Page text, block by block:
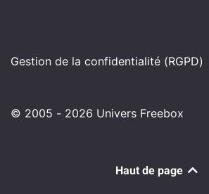
Gestion de la confidentialité (RGPD)
© 2005 - 2026 Univers Freebox
Haut de page